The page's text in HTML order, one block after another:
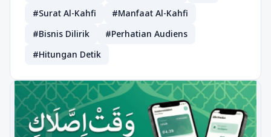
#Surat Al-Kahfi
#Manfaat Al-Kahfi
#Bisnis Dilirik
#Perhatian Audiens
#Hitungan Detik